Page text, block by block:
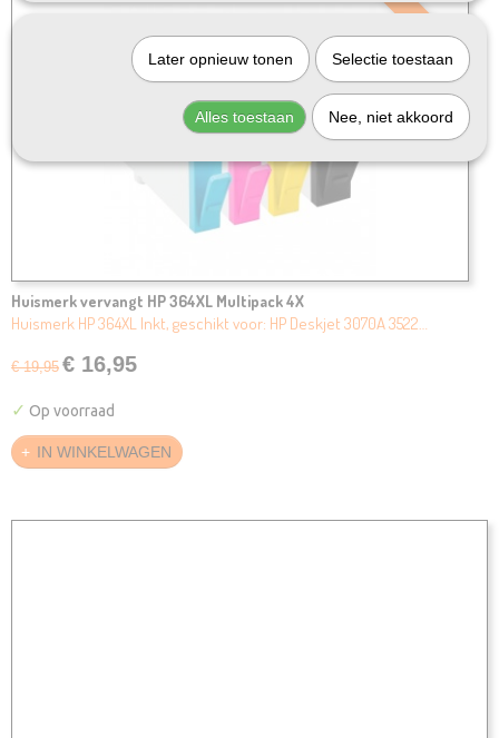
SALE
Huismerk vervangt HP 364XL Multipack 4X
Huismerk HP 364XL Inkt, geschikt voor: HP Deskjet 3070A 3522…
€ 19,95 € 16,95
✓ Op voorraad
IN WINKELWAGEN
Later opnieuw tonen Selectie toestaan
Alles toestaan Nee, niet akkoord